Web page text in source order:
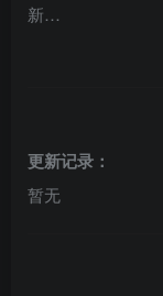
新…
更新记录：
暂无